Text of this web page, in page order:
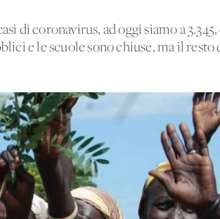
di coronavirus, ad oggi siamo a
e le scuole sono chiuse, ma il resto